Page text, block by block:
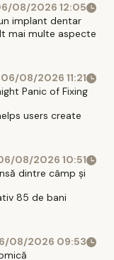
08/2026 12:05
implant dentar
mai multe aspecte
06/08/2026 11:21
Panic of Fixing
users create
08/2026 10:51
dintre câmp și
85 de bani
08/2026 09:53